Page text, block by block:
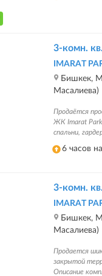
3-комн.
IMARAT
Бишкек,
Масалиева)
Продаётся
ЖК Imarat Park
спальни,
6 часов
3-комн.
IMARAT
Бишкек,
Масалиева)
Продается
закрытой
Описание